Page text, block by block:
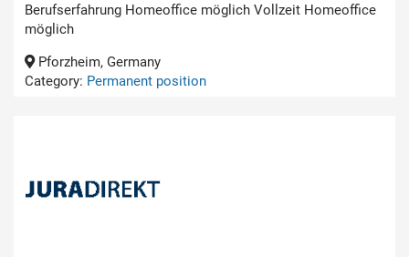
Berufserfahrung Homeoffice möglich Vollzeit Homeoffice
möglich
Pforzheim, Germany
Category: Permanent position